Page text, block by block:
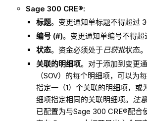
Sage 300 CRE®:
标题。变更通知单标题不得超过
编号 (#)。变更通知单编号不得超
状态。资金必须处于已获批状态。
关联的明细项。对于添加到变更
（SOV）的每个明细项，可以为
指定一（1）个关联的明细项，或
细项指定相同的关联明细项。 注
已配置为与Sage 300 CRE®配合